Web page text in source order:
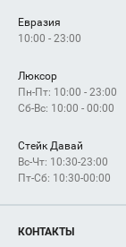
Евразия
10:00 - 23:00
Люксор
Пн-Пт: 10:00 - 23:00
Сб-Вс: 10:00 - 00:00
Стейк Давай
Вс-Чт: 10:30-23:00
Пт-Сб: 10:30-00:00
КОНТАКТЫ